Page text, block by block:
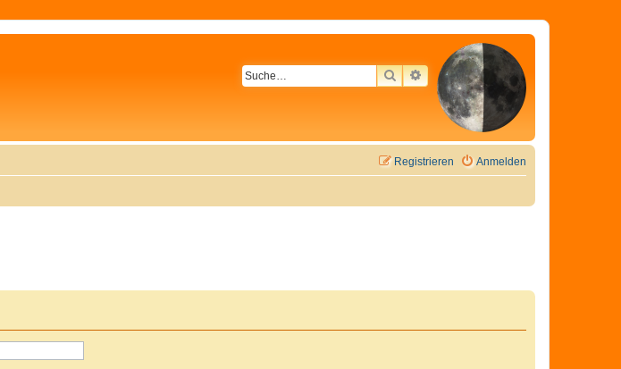
SUCHEERWEITERTE SUCHE
Anmelden
Registrieren